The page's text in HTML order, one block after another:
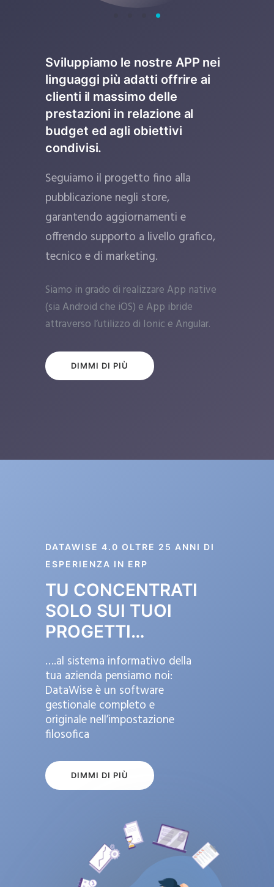
Sviluppiamo le nostre APP nei
linguaggi più adatti offrire ai
clienti il massimo delle
prestazioni in relazione al
budget ed agli obiettivi
condivisi.
Seguiamo il progetto fino alla
pubblicazione negli store,
garantendo aggiornamenti e
offrendo supporto a livello grafico,
tecnico e di marketing.
Siamo in grado di realizzare App native
(sia Android che iOS) e App ibride
attraverso l’utilizzo di Ionic e Angular.
DIMMI DI PIÙ
DATAWISE 4.0 OLTRE 25 ANNI DI
ESPERIENZA IN ERP
TU CONCENTRATI
SOLO SUI TUOI
PROGETTI…
….al sistema informativo della
tua azienda pensiamo noi:
DataWise è un software
gestionale completo e
originale nell’impostazione
filosofica
DIMMI DI PIÙ